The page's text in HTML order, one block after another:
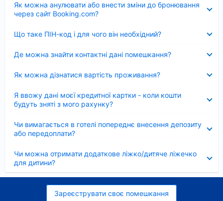
Як можна анулювати або внести зміни до бронювання
через сайт Booking.com?
Що таке ПІН-код і для чого він необхідний?
Де можна знайти контактні дані помешкання?
Як можна дізнатися вартість проживання?
Я ввожу дані моєї кредитної картки - коли кошти
будуть зняті з мого рахунку?
Чи вимагається в готелі попереднє внесення депозиту
або передоплати?
Чи можна отримати додаткове ліжко/дитяче ліжечко
для дитини?
Зареєструвати своє помешкання